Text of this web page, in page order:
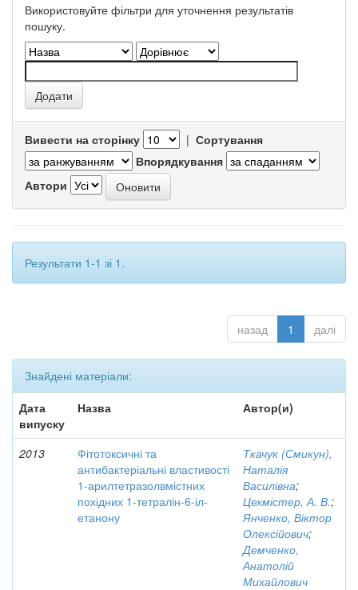
Використовуйте фільтри для уточнення результатів
пошуку.
Вивести на сторінку | Сортування
Впорядкування
Автори
Результати 1-1 зі 1.
назад 1 далі
Знайдені матеріали:
Дата
випуску
Назва Автор(и)
2013
Фітотоксичні та
антибактеріальні властивості
1-арилтетразолвмістних
похідних 1-тетралін-6-іл-
етанону
Ткачук (Смикун),
Наталія
Василівна;
Цехмістер, А. В.;
Янченко, Віктор
Олексійович;
Демченко,
Анатолій
Михайлович